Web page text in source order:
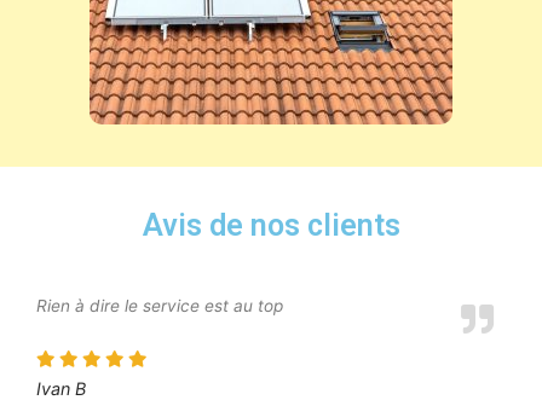
Avis de nos clients
Rien à dire le service est au top
Ivan B